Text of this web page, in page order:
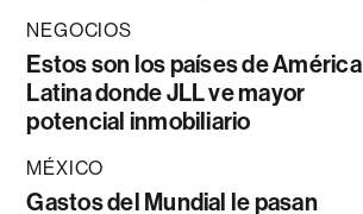
NEGOCIOS
Estos son los países de América
Latina donde JLL ve mayor
potencial inmobiliario
MÉXICO
Gastos del Mundial le pasan